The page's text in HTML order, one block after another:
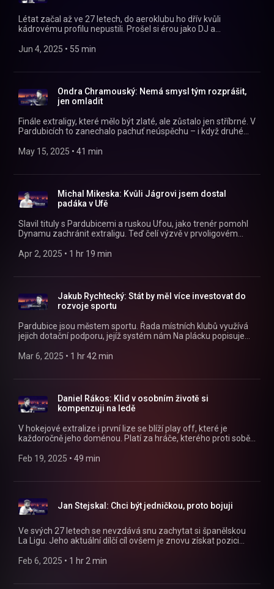
Létat začal až ve 27 letech, do aeroklubu ho dřív kvůli
kádrovému profilu nepustili. Prošel si érou jako DJ a
pilotem v týmu Flying Bulls, sbírá historická letadla a patří
všem nám Na plácku vypráví Jan Rudzinskyj!
https://instagram.com/naplackupodcast/
https://twitter.com/naplackupodcast
https://facebook.com/naplackupodcast/
Jun 4, 2025 • 55 min
Ondra Chramouský: Nemá smysl tým rozprášit,
jen omladit
Finále extraligy, které mělo být zlaté, ale zůstalo jen stříbrné. V
Pardubicích to zanechalo pachuť neúspěchu – i když druhé
Dynama? Spolu s insiderem Ondrou Chramouským jsme si Na
https://twitter.com/naplackupodcast
https://facebook.com/naplackupodcast/
May 15, 2025 • 41 min
Michal Mikeska: Kvůli Jágrovi jsem dostal
padáka v Ufě
Slavil tituly s Pardubicemi a ruskou Ufou, jako trenér pomohl
Dynamu zachránit extraligu. Teď čelí výzvě v prvoligovém
také jako sportovní manažer. Nejen o tom všem nám Na
https://facebook.com/naplackupodcast/
Apr 2, 2025 • 1 hr 19 min
Jakub Rychtecký: Stát by měl více investovat do
rozvoje sportu
Pardubice jsou městem sportu. Řada místních klubů využívá
jejich dotační podporu, jejíž systém nám Na plácku popisuje
Dukle sportovní, nové hale Petra Dědka a mnohém dalším!
Mar 6, 2025 • 1 hr 42 min
Daniel Rákos: Klid v osobním životě si
kompenzuji na ledě
V hokejové extralize i první lize se blíží play off, které je
každoročně jeho doménou. Platí za hráče, kterého proti sobě
výhodu. Nejen o pověsti provokatéra nám Na plácku vypráví
https://facebook.com/naplackupodcast/
Feb 19, 2025 • 49 min
Jan Stejskal: Chci být jedničkou, proto bojuji
Ve svých 27 letech se nevzdává snu zachytat si španělskou
La Ligu. Jeho aktuální dílčí cíl ovšem je znovu získat pozici
podmínkách ve Slavii či své střelecké úspěšnosti nám Na
Feb 6, 2025 • 1 hr 2 min